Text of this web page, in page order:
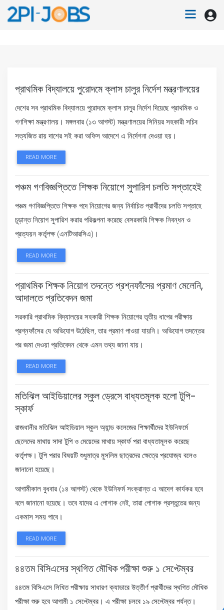
প্রাথমিক বিদ্যালয়ে পুরোদমে ক্লাস চালুর নির্দেশ মন্ত্রণালয়ের
দেশের সব প্রাথমিক বিদ্যালয়ে পুরোদমে ক্লাস চালুর নির্দেশ দিয়েছে প্রাথমিক ও
গণশিক্ষা মন্ত্রণালয়। মঙ্গলবার (১৩ আগস্ট) মন্ত্রণালয়ের সিনিয়র সহকারী সচিব
সত্যজিত রায় দাশের সই করা অফিস আদেশে এ নির্দেশনা দেওয়া হয়।
READ MORE
পঞ্চম গণবিজ্ঞপ্তিতে শিক্ষক নিয়োগে সুপারিশ চলতি সপ্তাহেই
পঞ্চম গণবিজ্ঞপ্তিতে শিক্ষক পদে নিয়োগের জন্য নির্বাচিত প্রার্থীদের চলতি সপ্তাহে
চূড়ান্ত নিয়োগ সুপারিশ করার পরিকল্পনা করেছে বেসরকারি শিক্ষক নিবন্ধন ও
প্রত্যয়ন কর্তৃপক্ষ (এনটিআরসিএ)।
READ MORE
প্রাথমিক শিক্ষক নিয়োগ তদন্তে প্রশ্নফাঁসের প্রমাণ মেলেনি,
আদালতে প্রতিবেদন জমা
সরকারি প্রাথমিক বিদ্যালয়ের সহকারী শিক্ষক নিয়োগের তৃতীয় ধাপের পরীক্ষায়
প্রশ্নফাঁসের যে অভিযোগ উঠেছিল, তার প্রমাণ পাওয়া যায়নি। অভিযোগ তদন্তের
পর জমা দেওয়া প্রতিবেদন থেকে এমন তথ্য জানা যায়।
READ MORE
মতিঝিল আইডিয়ালের স্কুল ড্রেসে বাধ্যতমূলক হলো টুপি-
স্কার্ফ
রাজধানীর মতিঝিল আইডিয়াল স্কুল অ্যান্ড কলেজের শিক্ষার্থীদের ইউনিফর্মে
ছেলেদের মাথায় সাদা টুপি ও মেয়েদের মাথায় স্কার্ফ পরা বাধ্যতামূলক করেছে
কর্তৃপক্ষ। টুপি পরার বিষয়টি শুধুমাত্র মুসলিম ছাত্রদের ক্ষেত্রে প্রযোজ্য বলেও
জানানো হয়েছে।
আগামীকাল বুধবার (১৪ আগস্ট) থেকে ইউনিফর্ম সংক্রান্ত এ আদেশ কার্যকর হবে
বলে জানানো হয়েছে। তবে যাদের এ পোশাক নেই, তারা পোশাক প্রস্তুতের জন্য
একমাস সময় পাবে।
READ MORE
৪৪তম বিসিএসের স্থগিত মৌখিক পরীক্ষা শুরু ১ সেপ্টেম্বর
৪৪তম বিসিএসে লিখিত পরীক্ষায় সাধারণ ক্যাডারে উত্তীর্ণ প্রার্থীদের স্থগিত মৌখিক
পরীক্ষা শুরু হবে আগামী ১ সেপ্টেম্বর। এ পরীক্ষা চলবে ১৯ সেপ্টেম্বর পর্যন্ত।